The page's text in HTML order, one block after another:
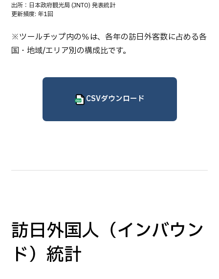
出所： 日本政府観光局 (JNTO) 発表統計
更新頻度: 年1回
※ツールチップ内の％は、各年の訪日外客数に占める各
国・地域/エリア別の構成比です。
CSVダウンロード
訪日外国人（インバウン
ド）統計